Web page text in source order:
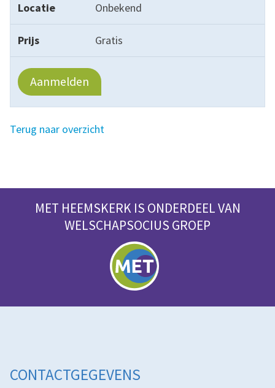
Onbekend
Gratis
Aanmelden
Terug naar overzicht
MET HEEMSKERK IS ONDERDEEL VAN
WELSCHAPSOCIUS GROEP
CONTACTGEGEVENS